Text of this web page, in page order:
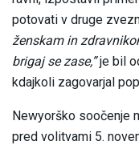
potovati v druge
ženskam in
brigaj se zase,”je bil
kdajkoli zagovarjal
Newyorško soočenje
pred volitvami 5.